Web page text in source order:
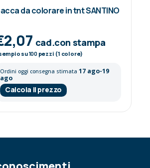
da colorare in tnt SANTINO
cad.con stampa
su100pezzi (1 colore)
Ordini oggi consegna stimata 17 ago-19
ago
Calcola il prezzo